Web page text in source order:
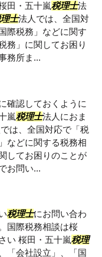
田・五十嵐税理士法
士法人では、全国対
際税務」などに関す
務」に関してお困り
務所ま...
確認しておくように
嵐税理士法人におま
は、全国対応で「税
などに関する税務相
してお困りのことが
お問い...
税理士にお問い合わ
国際税務相談は桜
い 桜田・五十嵐税理
「会社設立」、「国